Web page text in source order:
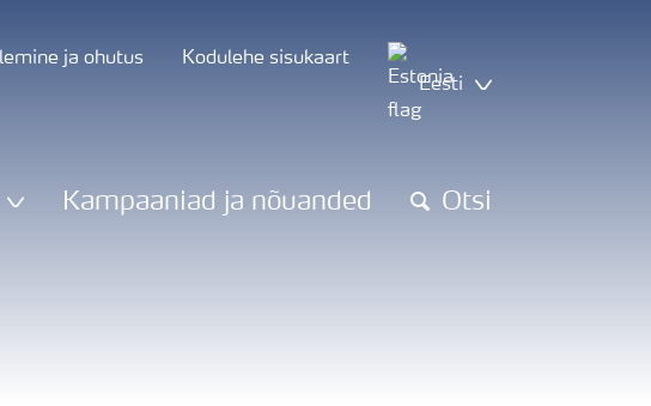
ja ohutus
Kodulehe sisukaart
Eesti
Kampaaniad ja nõuanded Otsi